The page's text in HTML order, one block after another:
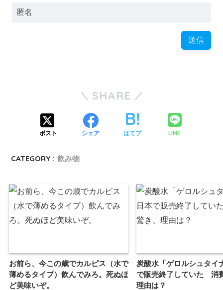
SHARE
ポスト シェア はてブ LINE
CATEGORY : 飲み物
お前ら、今この歳でカルピス（水で
薄めるタイプ）飲んでみろ。死ぬほ
ど美味いぞ。
炭酸水「ゲロルシュタイ
で販売終了していた 消
理由は？